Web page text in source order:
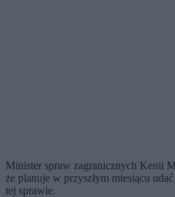
Minister spraw zagranicznych Kenii
że planuje w przyszłym miesiącu
tej sprawie.